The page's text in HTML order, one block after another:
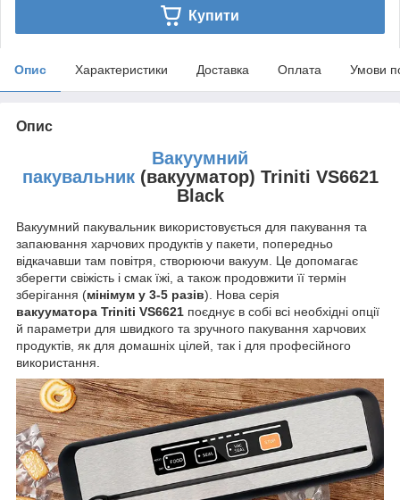
Купити
Опис Характеристики Доставка Оплата Умови
Опис
Вакуумний
пакувальник(вакууматор) Triniti VS6621
Black
Вакуумний пакувальник використовується для пакування та
запаювання харчових продуктів у пакети, попередньо
відкачавши там повітря, створюючи вакуум. Це допомагає
зберегти свіжість і смак їжі, а також продовжити її термін
зберігання (мінімум у 3-5 разів). Нова серія
вакууматора Triniti VS6621 поєднує в собі всі необхідні опції
й параметри для швидкого та зручного пакування харчових
продуктів, як для домашніх цілей, так і для професійного
використання.